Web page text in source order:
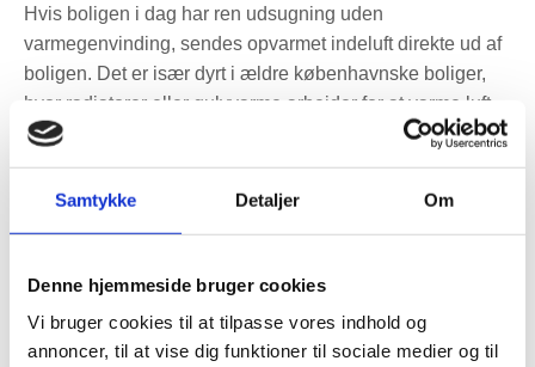
Samtykke Detaljer Om
Denne hjemmeside bruger cookies
Vi bruger cookies til at tilpasse vores indhold og
annoncer, til at vise dig funktioner til sociale medier og til
Hvis boligen i dag har ren udsugning uden
varmegenvinding, sendes opvarmet indeluft direkte ud af
boligen. Det er især dyrt i ældre københavnske boliger,
hvor radiatorer eller gulvvarme arbejder for at varme luft
op, som hurtigt forsvinder ud gennem udsugningen.
kan i et typisk enfamiliehus på 140–180 m² give årlige
anlæg med varmegenvinding op til ca. 96 % kan effekten
eksisterende ventilation.